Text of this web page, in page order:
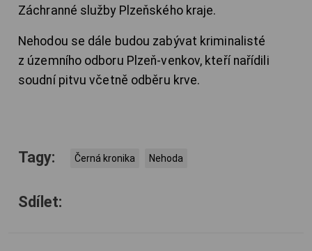
Záchranné služby Plzeňského kraje.
Nehodou se dále budou zabývat kriminalisté
z územního odboru Plzeň-venkov, kteří nařídili
soudní pitvu včetně odběru krve.
Tagy: Černá kronika Nehoda
Sdílet: